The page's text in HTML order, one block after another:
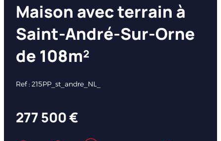
Maison avec terrain à
Saint-André-Sur-Orne
de 108m²
Ref : 215PP_st_andre_NL_
277 500 €